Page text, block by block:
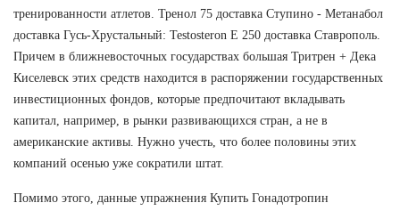
тренированности атлетов. Тренол 75 доставка Ступино - Метанабол
доставка Гусь-Хрустальный: Testosteron E 250 доставка Ставрополь.
Причем в ближневосточных государствах большая Тритрен + Дека
Киселевск этих средств находится в распоряжении государственных
инвестиционных фондов, которые предпочитают вкладывать
капитал, например, в рынки развивающихся стран, а не в
американские активы. Нужно учесть, что более половины этих
компаний осенью уже сократили штат.
Помимо этого, данные упражнения Купить Гонадотропин